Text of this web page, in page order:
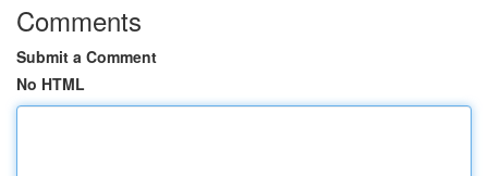
Comments
Submit a Comment
No HTML